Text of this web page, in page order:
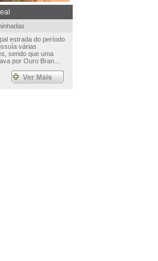
estrada do período
várias
sendo que uma
por Ouro Bran...